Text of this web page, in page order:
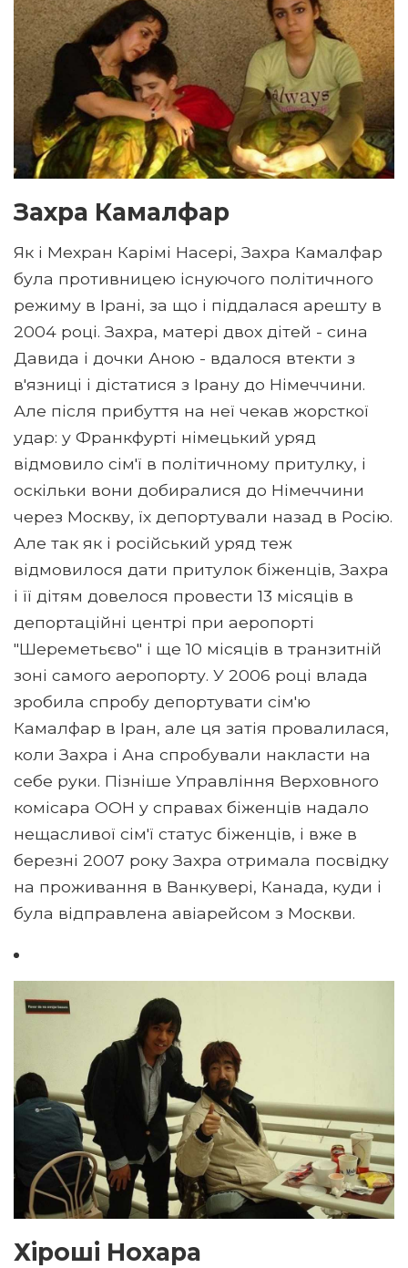
Захра Камалфар
Як і Мехран Карімі Насері, Захра Камалфар
була противницею існуючого політичного
режиму в Ірані, за що і піддалася арешту в
2004 році. Захра, матері двох дітей - сина
Давида і дочки Аною - вдалося втекти з
в'язниці і дістатися з Ірану до Німеччини.
Але після прибуття на неї чекав жорсткої
удар: у Франкфурті німецький уряд
відмовило сім'ї в політичному притулку, і
оскільки вони добиралися до Німеччини
через Москву, їх депортували назад в Росію.
Але так як і російський уряд теж
відмовилося дати притулок біженців, Захра
і її дітям довелося провести 13 місяців в
депортаційні центрі при аеропорті
"Шереметьєво" і ще 10 місяців в транзитній
зоні самого аеропорту. У 2006 році влада
зробила спробу депортувати сім'ю
Камалфар в Іран, але ця затія провалилася,
коли Захра і Ана спробували накласти на
себе руки. Пізніше Управління Верховного
комісара ООН у справах біженців надало
нещасливої ​​сім'ї статус біженців, і вже в
березні 2007 року Захра отримала посвідку
на проживання в Ванкувері, Канада, куди і
була відправлена ​​авіарейсом з Москви.
Хіроші Нохара